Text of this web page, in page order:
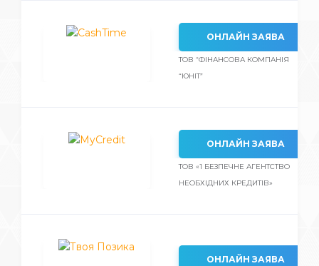
ОНЛАЙН ЗАЯВА
ТОВ “ФІНАНСОВА КОМПАНІЯ
“ЮНІТ”
ОНЛАЙН ЗАЯВА
ТОВ «1 БЕЗПЕЧНЕ АГЕНТСТВО
НЕОБХІДНИХ КРЕДИТІВ»
ОНЛАЙН ЗАЯВА